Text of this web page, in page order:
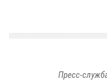
Пресс-